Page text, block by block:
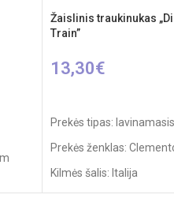
Žaislinis traukinukas
Train”
13,30€
Prekės tipas: lavinamasis
Prekės ženklas:
Kilmės šalis: Italija